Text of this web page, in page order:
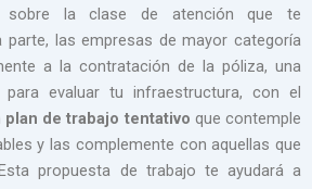
sobre la clase de atención que te
parte, las empresas de mayor categoría
a la contratación de la póliza, una
para evaluar tu infraestructura, con el
plan de trabajo tentativo que contemple
y las complemente con aquellas que
propuesta de trabajo te ayudará a